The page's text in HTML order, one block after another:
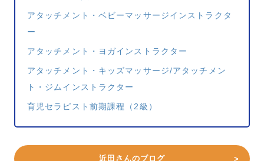
アタッチメント・ベビーマッサージインストラクタ
ー
アタッチメント・ヨガインストラクター
アタッチメント・キッズマッサージ/アタッチメン
ト・ジムインストラクター
育児セラピスト前期課程（2級）
近田さんのブログ